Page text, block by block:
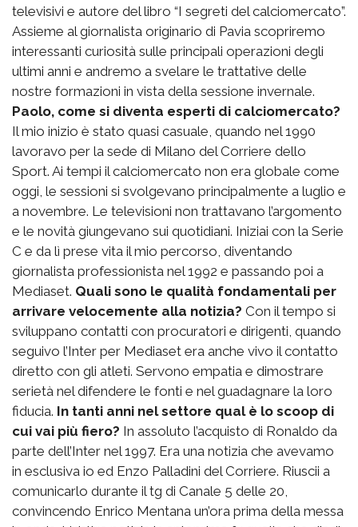
televisivi e autore del libro “I segreti del calciomercato”.
Assieme al giornalista originario di Pavia scopriremo
interessanti curiosità sulle principali operazioni degli
ultimi anni e andremo a svelare le trattative delle
nostre formazioni in vista della sessione invernale.
Paolo, come si diventa esperti di calciomercato?
Il mio inizio è stato quasi casuale, quando nel 1990
lavoravo per la sede di Milano del Corriere dello
Sport. Ai tempi il calciomercato non era globale come
oggi, le sessioni si svolgevano principalmente a luglio e
a novembre. Le televisioni non trattavano l’argomento
e le novità giungevano sui quotidiani. Iniziai con la Serie
C e da lì prese vita il mio percorso, diventando
giornalista professionista nel 1992 e passando poi a
Mediaset. Quali sono le qualità fondamentali per
arrivare velocemente alla notizia? Con il tempo si
sviluppano contatti con procuratori e dirigenti, quando
seguivo l’Inter per Mediaset era anche vivo il contatto
diretto con gli atleti. Servono empatia e dimostrare
serietà nel difendere le fonti e nel guadagnare la loro
fiducia. In tanti anni nel settore qual è lo scoop di
cui vai più fiero? In assoluto l’acquisto di Ronaldo da
parte dell’Inter nel 1997. Era una notizia che avevamo
in esclusiva io ed Enzo Palladini del Corriere. Riuscii a
comunicarlo durante il tg di Canale 5 delle 20,
convincendo Enrico Mentana un’ora prima della messa